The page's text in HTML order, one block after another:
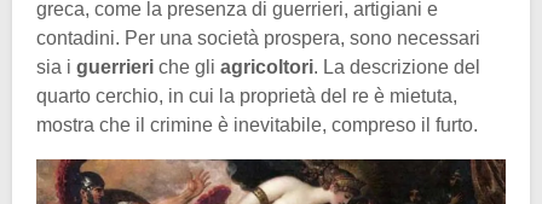
greca, come la presenza di guerrieri, artigiani e
contadini. Per una società prospera, sono necessari
sia i guerrieri che gli agricoltori. La descrizione del
quarto cerchio, in cui la proprietà del re è mietuta,
mostra che il crimine è inevitabile, compreso il furto.